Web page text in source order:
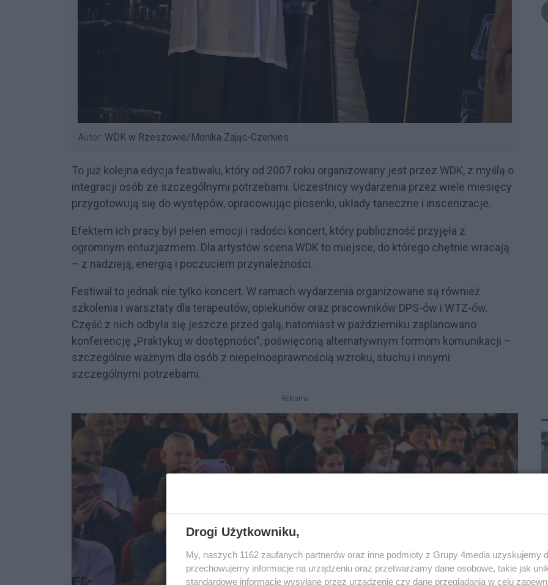
Autor: WDK w Rzeszowie/Monika Zając-Czerkies
To już kolejna edycja festiwalu, który od 2007 roku organizowany jest przez WDK, z myślą o
integracji osób ze szczególnymi potrzebami. Uczestnicy wydarzenia przez wiele miesięcy
przygotowują się do występów, opracowując piosenki, układy taneczne i inscenizacje.
Efektem ich pracy był pełen emocji i radości koncert, który publiczność przyjęła z
ogromnym entuzjazmem. Dla artystów scena WDK to miejsce, do którego chętnie wracają
– z nadzieją, energią i poczuciem przynależności.
Festiwal to jednak nie tylko koncert. W ramach wydarzenia organizowane są również
szkolenia i warsztaty dla terapeutów, opiekunów oraz pracowników DPS-ów i WTZ-ów.
Część z nich odbyła się jeszcze przed galą, natomiast w październiku zaplanowano
konferencję „Praktykuj w dostępności”, poświęconą alternatywnym formom komunikacji –
szczególnie ważnym dla osób z niepełnosprawnością wzroku, słuchu i innymi
szczególnymi potrzebami.
Reklama
Drogi Użytkowniku,
My, naszych 1162 zaufanych partnerów oraz inne podmioty z Grupy 4media uzyskujemy
przechowujemy informacje na urządzeniu oraz przetwarzamy dane osobowe, takie jak
standardowe informacje wysyłane przez urządzenie czy dane przeglądania w celu